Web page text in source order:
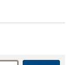
銭的に満足で